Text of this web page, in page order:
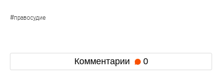
#правосудие
Комментарии 0